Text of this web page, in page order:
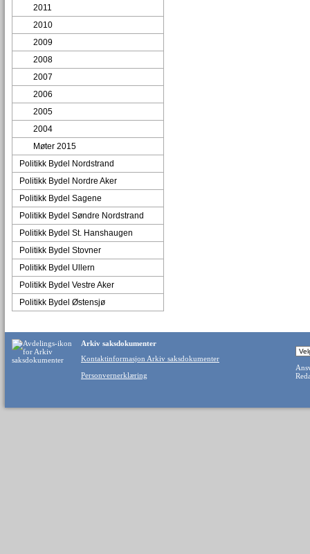
2011
2010
2009
2008
2007
2006
2005
2004
Møter 2015
Politikk Bydel Nordstrand
Politikk Bydel Nordre Aker
Politikk Bydel Sagene
Politikk Bydel Søndre Nordstrand
Politikk Bydel St. Hanshaugen
Politikk Bydel Stovner
Politikk Bydel Ullern
Politikk Bydel Vestre Aker
Politikk Bydel Østensjø
Arkiv saksdokumenter
Kontaktinformasjon Arkiv saksdokumenter
Personvernerklæring